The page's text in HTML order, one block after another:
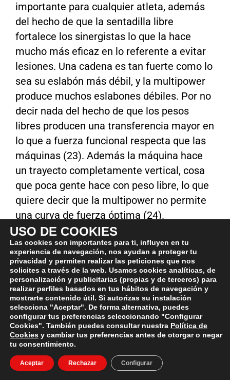
importante para cualquier atleta, además
del hecho de que la sentadilla libre
fortalece los sinergistas lo que la hace
mucho más eficaz en lo referente a evitar
lesiones. Una cadena es tan fuerte como lo
sea su eslabón más débil, y la multipower
produce muchos eslabones débiles. Por no
decir nada del hecho de que los pesos
libres producen una transferencia mayor en
lo que a fuerza funcional respecta que las
máquinas (23). Además la máquina hace
un trayecto completamente vertical, cosa
que poca gente hace con peso libre, lo que
quiere decir que la multipower no permite
una curva de fuerza óptima (24).
Además, la multiexige que el levantador
trabaje con el torso mucho más verticalde
lo que haría en una verdadera sentadilla, lo
que disminuye la implicación de los
erectores espinales y los femorales. Si esto
se debiera al control del levantador no
pasaría nada, pero cuando lo hace la
multipower es perjudicial para el sujeto ya
que disminuye la habilidad de la
musculatura femoral para proteger la
USO DE COOKIES
Las cookies son importantes para ti, influyen en tu
experiencia de navegación, nos ayudan a proteger tu
privacidad y permiten realizar las peticiones que nos
solicites a través de la web. Usamos cookies analíticas, de
personalización y publicitarias (propias y de terceros) para
realizar perfiles basados en tus hábitos de navegación y
mostrarte contenido útil. Si autorizas su instalación
selecciona "Aceptar". De forma alternativa, puedes
configurar tus preferencias seleccionando "Configurar
Cookies". También puedes consultar nuestra Política de
Cookies y cambiar tus preferencias antes de otorgar o negar
tu consentimiento.
Aceptar Rechazar Configurar